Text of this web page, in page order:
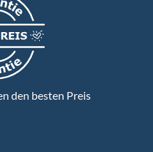
den besten Preis